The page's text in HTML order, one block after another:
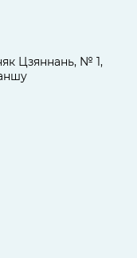
Цзяннань, № 1,